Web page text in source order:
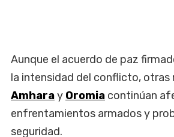
Aunque el acuerdo de paz
la intensidad del conflicto, otras
Amharay Oromia continúan
enfrentamientos armados y
seguridad.